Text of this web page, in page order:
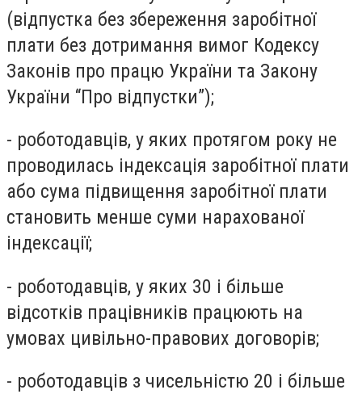
(відпустка без збереження заробітної
плати без дотримання вимог Кодексу
Законів про працю України та Закону
України “Про відпустки”);
- роботодавців, у яких протягом року не
проводилась індексація заробітної плати
або сума підвищення заробітної плати
становить менше суми нарахованої
індексації;
- роботодавців, у яких 30 і більше
відсотків працівників працюють на
умовах цивільно-правових договорів;
- роботодавців з чисельністю 20 і більше